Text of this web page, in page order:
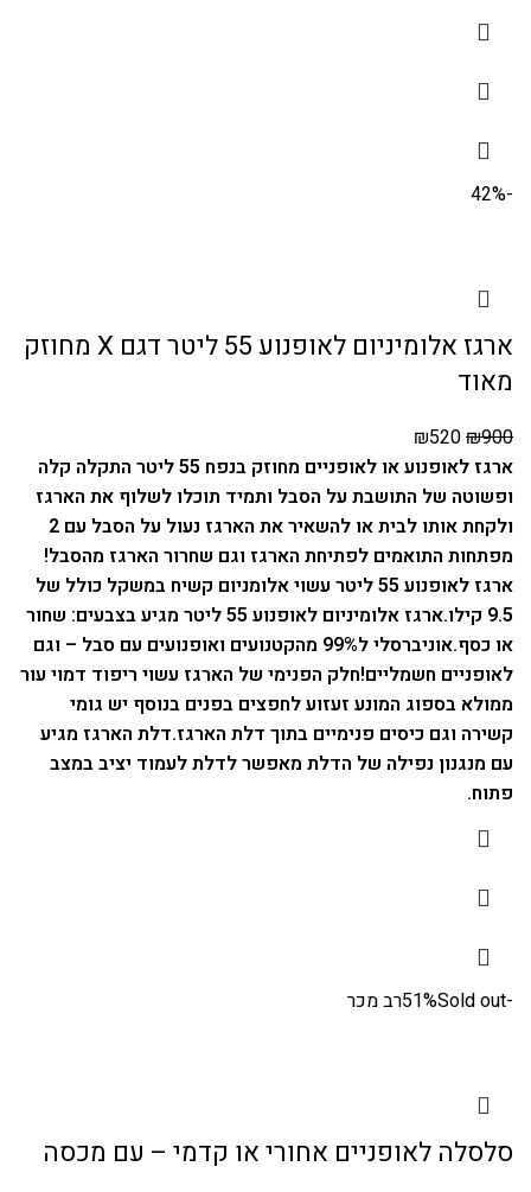
-42%
ארגז אלומיניום לאופנוע 55 ליטר דגם X מחוזק
מאוד
₪900
₪520
ארגז לאופנוע או לאופניים מחוזק בנפח 55 ליטר התקלה קלה
ופשוטה של התושבת על הסבל ותמיד תוכלו לשלוף את הארגז
ולקחת אותו לבית או להשאיר את הארגז נעול על הסבל עם 2
מפתחות התואמים לפתיחת הארגז וגם שחרור הארגז מהסבל!
ארגז לאופנוע 55 ליטר עשוי אלומניום קשיח במשקל כולל של
9.5 קילו.
ארגז אלומיניום לאופנוע 55 ליטר מגיע בצבעים: שחור
או כסף.
אוניברסלי ל99% מהקטנועים ואופנועים עם סבל – וגם
לאופניים חשמליים!חלק הפנימי של הארגז עשוי ריפוד דמוי עור
ממולא בספוג המונע זעזוע לחפצים בפנים בנוסף יש גומי
קשירה וגם כיסים פנימיים בתוך דלת הארגז.דלת הארגז מגיע
עם מנגנון נפילה של הדלת מאפשר לדלת לעמוד יציב במצב
פתוח.
-51%
Sold out רב מכר
סלסלה לאופניים אחורי או קדמי – עם מכסה